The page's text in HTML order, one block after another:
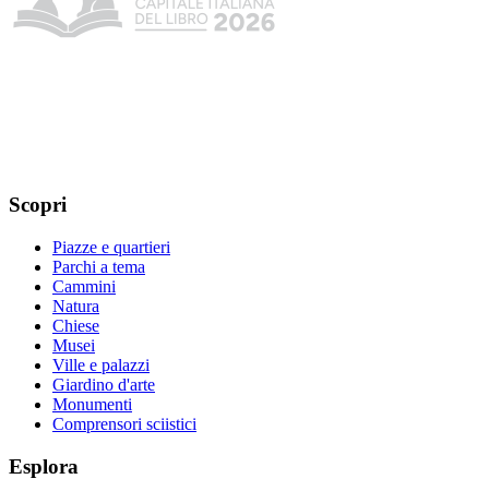
Scopri
Piazze e quartieri
Parchi a tema
Cammini
Natura
Chiese
Musei
Ville e palazzi
Giardino d'arte
Monumenti
Comprensori sciistici
Esplora